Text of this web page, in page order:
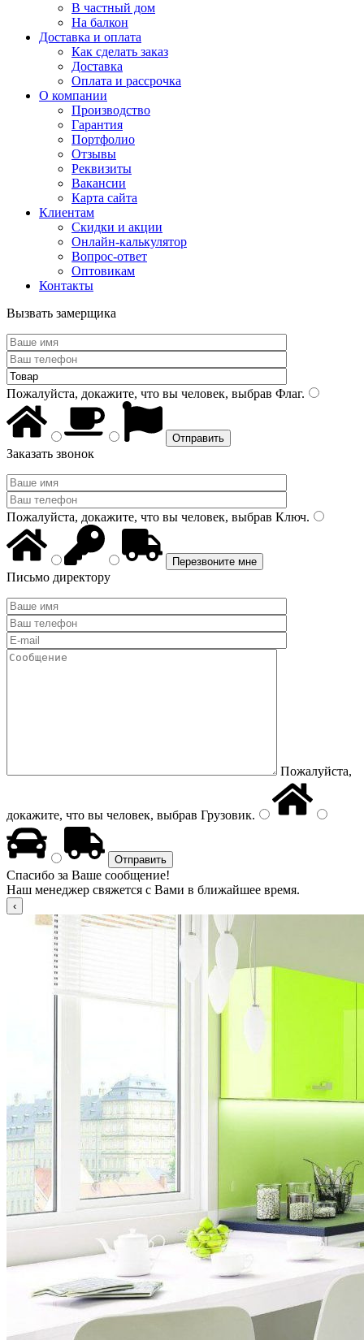
В частный дом
На балкон
Доставка и оплата
Как сделать заказ
Доставка
Оплата и рассрочка
О компании
Производство
Гарантия
Портфолио
Отзывы
Реквизиты
Вакансии
Карта сайта
Клиентам
Скидки и акции
Онлайн-калькулятор
Вопрос-ответ
Оптовикам
Контакты
Вызвать замерщика
Пожалуйста, докажите, что вы человек, выбрав Флаг.
Заказать звонок
Пожалуйста, докажите, что вы человек, выбрав Ключ.
Письмо директору
Пожалуйста,
докажите, что вы человек, выбрав Грузовик.
Спасибо за Ваше сообщение!
Наш менеджер свяжется с Вами в ближайшее время.